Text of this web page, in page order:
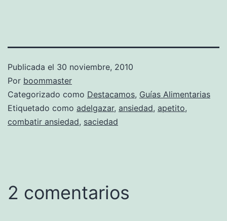
Publicada el 30 noviembre, 2010
Por boommaster
Categorizado como Destacamos, Guías Alimentarias
Etiquetado como adelgazar, ansiedad, apetito,
combatir ansiedad, saciedad
2 comentarios